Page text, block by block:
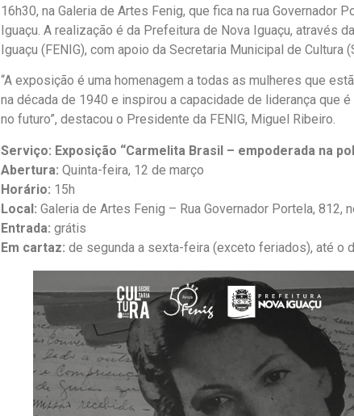
16h30, na Galeria de Artes Fenig, que fica na rua Governador
Iguaçu. A realização é da Prefeitura de Nova Iguaçu, através
Iguaçu (FENIG), com apoio da Secretaria Municipal de Cultura
“A exposição é uma homenagem a todas as mulheres que
na década de 1940 e inspirou a capacidade de liderança que
no futuro”, destacou o Presidente da FENIG, Miguel Ribeiro.
Serviço: Exposição “Carmelita Brasil – empoderada na
Abertura: Quinta-feira, 12 de março
Horário: 15h
Local: Galeria de Artes Fenig – Rua Governador Portela, 812,
Entrada: grátis
Em cartaz: de segunda a sexta-feira (exceto feriados), até o